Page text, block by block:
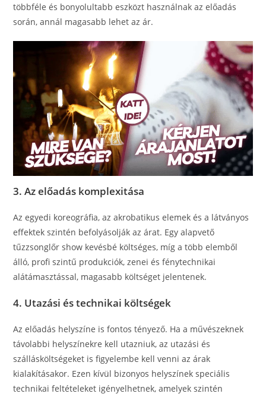
többféle és bonyolultabb eszközt használnak az előadás
során, annál magasabb lehet az ár.
3. Az előadás komplexitása
Az egyedi koreográfia, az akrobatikus elemek és a látványos
effektek szintén befolyásolják az árat. Egy alapvető
tűzzsonglőr show kevésbé költséges, míg a több elemből
álló, profi szintű produkciók, zenei és fénytechnikai
alátámasztással, magasabb költséget jelentenek.
4. Utazási és technikai költségek
Az előadás helyszíne is fontos tényező. Ha a művészeknek
távolabbi helyszínekre kell utazniuk, az utazási és
szállásköltségeket is figyelembe kell venni az árak
kialakításakor. Ezen kívül bizonyos helyszínek speciális
technikai feltételeket igényelhetnek, amelyek szintén